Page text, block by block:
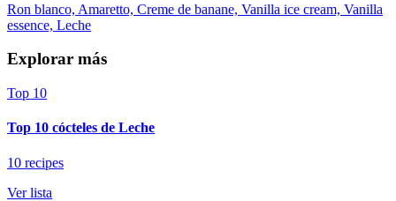
Ron blanco, Amaretto, Creme de banane, Vanilla ice cream, Vanilla
essence, Leche
Explorar más
Top 10
Top 10 cócteles de Leche
10 recipes
Ver lista